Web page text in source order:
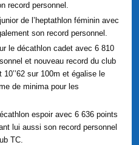
record personnel.
de l’heptathlon féminin avec
son record personnel.
le décathlon cadet avec 6 810
et nouveau record du club
sur 100m et égalise le
de minima pour les
espoir avec 6 636 points
lui aussi son record personnel
TC.